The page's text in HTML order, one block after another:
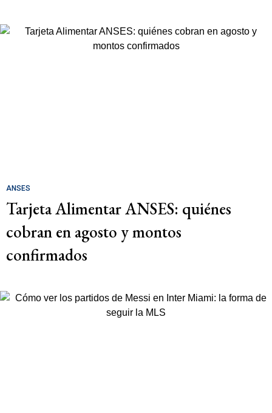
ANSES
Tarjeta Alimentar ANSES: quiénes
cobran en agosto y montos
confirmados